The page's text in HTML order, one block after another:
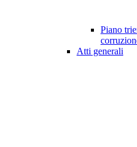
Piano
Atti generali